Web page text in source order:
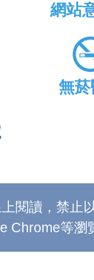
網站
無
閱讀，禁止
等瀏